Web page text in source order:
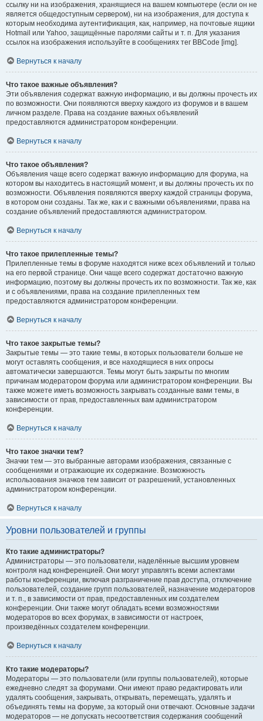
ссылку ни на изображения, хранящиеся на вашем компьютере (если он не
является общедоступным сервером), ни на изображения, для доступа к
которым необходима аутентификация, как, например, на почтовые ящики
Hotmail или Yahoo, защищённые паролями сайты и т. п. Для указания
ссылок на изображения используйте в сообщениях тег BBCode [img].
Вернуться к началу
Что такое важные объявления?
Эти объявления содержат важную информацию, и вы должны прочесть их
по возможности. Они появляются вверху каждого из форумов и в вашем
личном разделе. Права на создание важных объявлений
предоставляются администратором конференции.
Вернуться к началу
Что такое объявления?
Объявления чаще всего содержат важную информацию для форума, на
котором вы находитесь в настоящий момент, и вы должны прочесть их по
возможности. Объявления появляются вверху каждой страницы форума,
в котором они созданы. Так же, как и с важными объявлениями, права на
создание объявлений предоставляются администратором.
Вернуться к началу
Что такое прилепленные темы?
Прилепленные темы в форуме находятся ниже всех объявлений и только
на его первой странице. Они чаще всего содержат достаточно важную
информацию, поэтому вы должны прочесть их по возможности. Так же, как
и с объявлениями, права на создание прилепленных тем
предоставляются администратором конференции.
Вернуться к началу
Что такое закрытые темы?
Закрытые темы — это такие темы, в которых пользователи больше не
могут оставлять сообщения, и все находящиеся в них опросы
автоматически завершаются. Темы могут быть закрыты по многим
причинам модератором форума или администратором конференции. Вы
также можете иметь возможность закрывать созданные вами темы, в
зависимости от прав, предоставленных вам администратором
конференции.
Вернуться к началу
Что такое значки тем?
Значки тем — это выбранные авторами изображения, связанные с
сообщениями и отражающие их содержание. Возможность
использования значков тем зависит от разрешений, установленных
администратором конференции.
Вернуться к началу
Уровни пользователей и группы
Кто такие администраторы?
Администраторы — это пользователи, наделённые высшим уровнем
контроля над конференцией. Они могут управлять всеми аспектами
работы конференции, включая разграничение прав доступа, отключение
пользователей, создание групп пользователей, назначение модераторов
и т. п., в зависимости от прав, предоставленных им создателем
конференции. Они также могут обладать всеми возможностями
модераторов во всех форумах, в зависимости от настроек,
произведённых создателем конференции.
Вернуться к началу
Кто такие модераторы?
Модераторы — это пользователи (или группы пользователей), которые
ежедневно следят за форумами. Они имеют право редактировать или
удалять сообщения, закрывать, открывать, перемещать, удалять и
объединять темы на форуме, за который они отвечают. Основные задачи
модераторов — не допускать несоответствия содержания сообщений